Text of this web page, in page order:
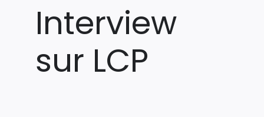
Interview
sur LCP